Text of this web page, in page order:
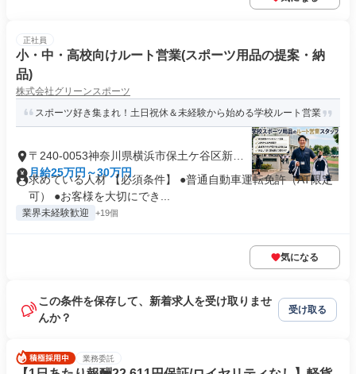
正社員
小・中・高校向けルート営業(スポーツ用品の提案・納
品)
株式会社グリーンスポーツ
スポーツ好き集まれ！土日祝休＆未経験から始める学校ルート営業
〒240-0053神奈川県横浜市保土ケ谷区新井
町
月給25万円～30万円
求めている人材 【必須条件】 ●普通自動車運転免許（AT限定
可） ●お客様を大切にでき...
業界未経験歓迎 +19個
気になる
この条件を保存して、新着求人を受け取りませ
んか？
受け取る
業務委託